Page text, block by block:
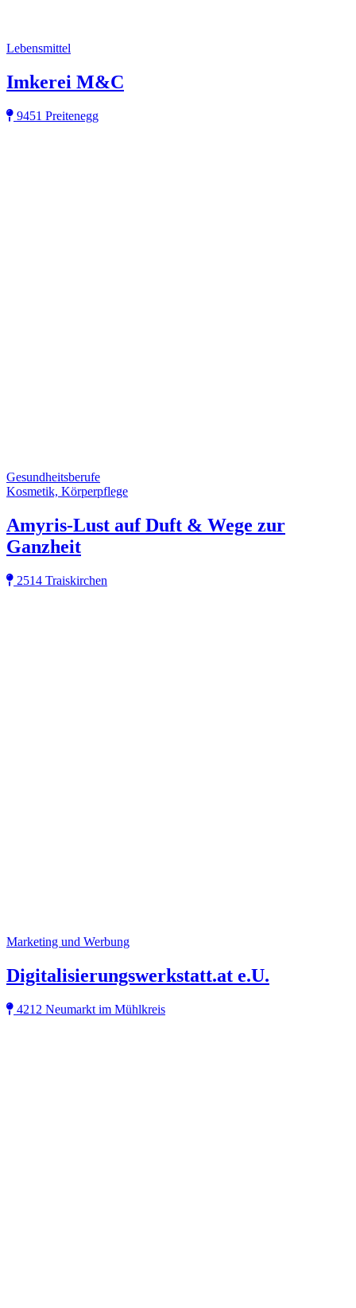
Lebensmittel
Imkerei M&C
9451 Preitenegg
Gesundheitsberufe
Kosmetik, Körperpflege
Amyris-Lust auf Duft & Wege zur
Ganzheit
2514 Traiskirchen
Marketing und Werbung
Digitalisierungswerkstatt.at e.U.
4212 Neumarkt im Mühlkreis